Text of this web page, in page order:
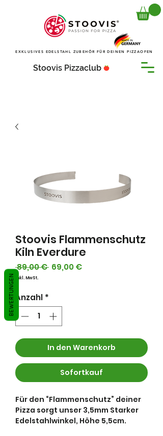
EXKLUSIVES EDELSTAHL ZUBEHÖR FÜR DEINEN PIZZAOFEN
Stoovis Pizzaclub
Stoovis Flammenschutz
Kiln Everdure
89,00 € Standardpreis
69,00 €Sale-
inkl. MwSt.
Anzahl *
In den Warenkorb
Sofortkauf
Für den “Flammenschutz” deiner
Pizza sorgt unser 3,5mm Starker
Edelstahlwinkel, Höhe 5,5cm.
BEWERTUNGEN